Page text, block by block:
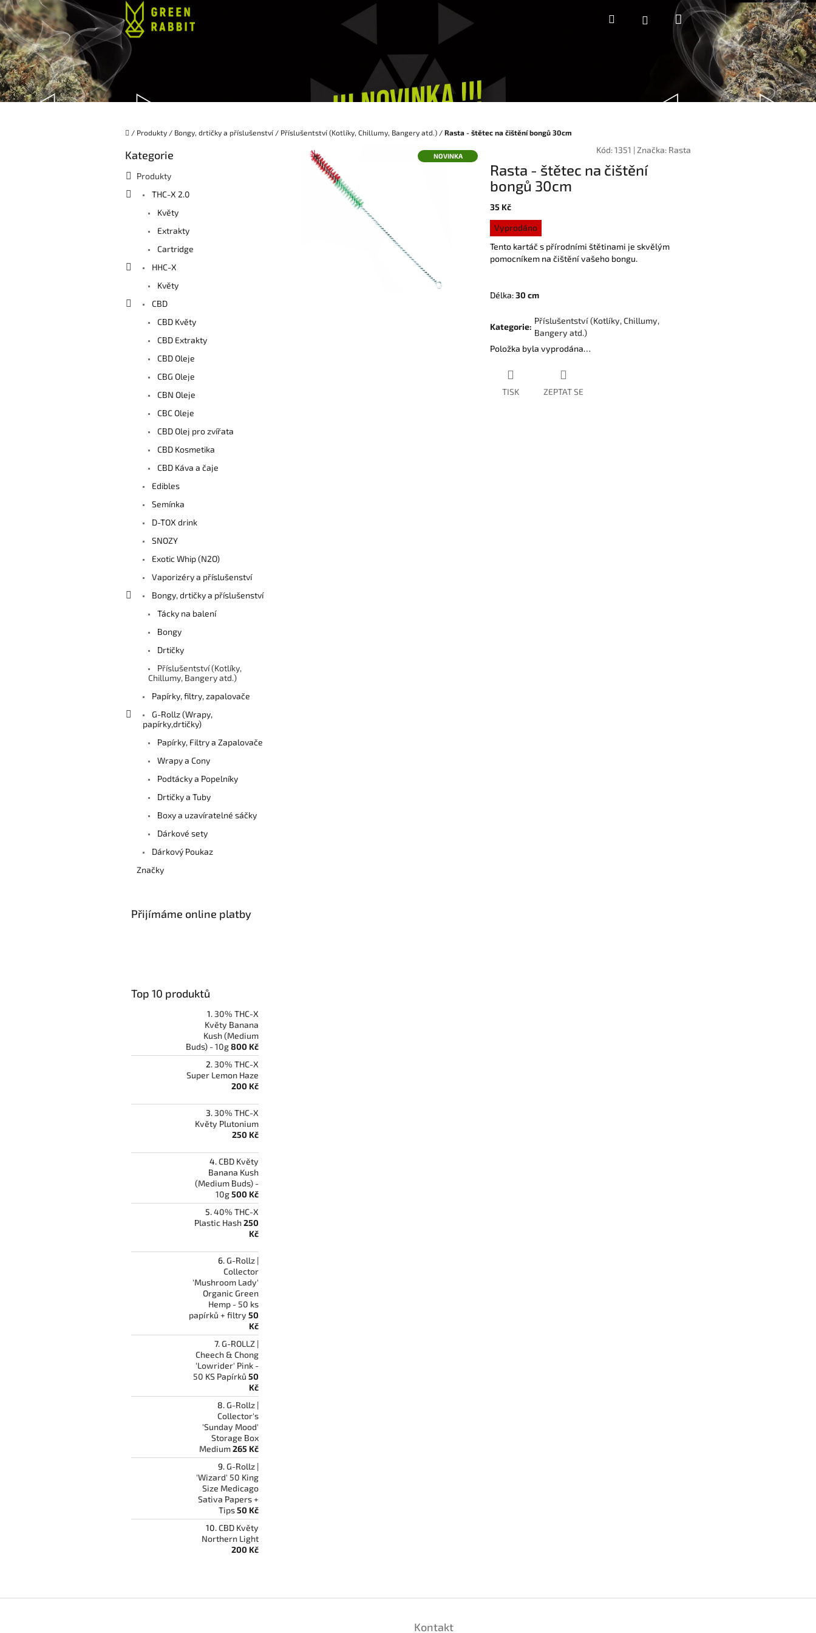
Přejít
na
obsah
HledatPřihlášeníNákupní
košík
Domů
/ Produkty / Bongy, drtičky a příslušenství / Příslušentství (Kotlíky, Chillumy, Bangery atd.) / Rasta - štětec na čištění bongů 30cm
Přeskočit
Kategorie
Produkty
THC-X 2.0
Květy
Extrakty
Cartridge
HHC-X
Květy
CBD
CBD Květy
CBD Extrakty
CBD Oleje
CBG Oleje
CBN Oleje
CBC Oleje
CBD Olej pro zvířata
CBD Kosmetika
CBD Káva a čaje
Edibles
Semínka
D-TOX drink
SNOZY
Exotic Whip (N2O)
Vaporizéry a příslušenství
Bongy, drtičky a příslušenství
Tácky na balení
Bongy
Drtičky
Příslušentství (Kotlíky,
Chillumy, Bangery atd.)
Papírky, filtry, zapalovače
G-Rollz (Wrapy,
papírky,drtičky)
Papírky, Filtry a Zapalovače
Wrapy a Cony
Podtácky a Popelníky
Drtičky a Tuby
Boxy a uzavíratelné sáčky
Dárkové sety
Dárkový Poukaz
Značky
Přijímáme online platby
Top 10 produktů
30% THC-X
Květy Banana
Kush (Medium
Buds) - 10g800 Kč
30% THC-X
Super Lemon Haze
200 Kč
30% THC-X
Květy Plutonium
250 Kč
CBD Květy
Banana Kush
(Medium Buds) -
10g500 Kč
40% THC-X
Plastic Hash250
Kč
G-Rollz |
Collector
'Mushroom Lady'
Organic Green
Hemp - 50 ks
papírků + filtry 50
Kč
G-ROLLZ |
Cheech & Chong
'Lowrider' Pink -
50 KS Papírků 50
Kč
G-Rollz |
Collector's
'Sunday Mood'
Storage Box
Medium265 Kč
G-Rollz |
'Wizard' 50 King
Size Medicago
Sativa Papers +
Tips50 Kč
CBD Květy
Northern Light
200 Kč
NOVINKA
Kód:1351 |Značka: Rasta
Rasta - štětec na čištění
bongů 30cm
35 Kč
Měrná
cena:
Vyprodáno
Tento kartáč s přírodními štětinami je skvělým
pomocníkem na čištění vašeho bongu.
Délka:30 cm
Kategorie:
Příslušentství (Kotlíky, Chillumy,
Bangery atd.)
Položka byla vyprodána…
TISK ZEPTAT SE
Kontakt